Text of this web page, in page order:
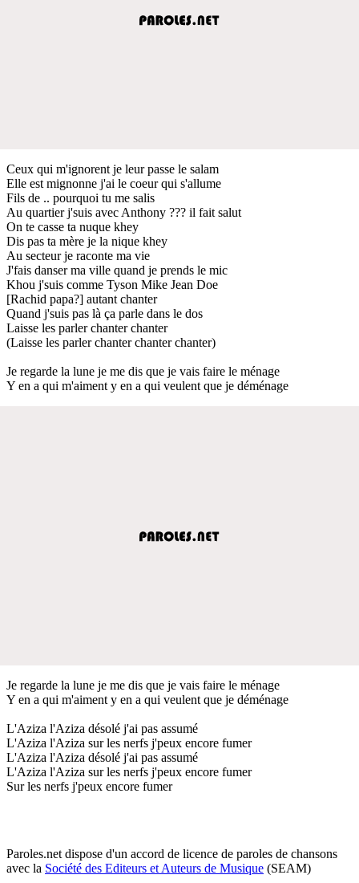
Ceux qui m'ignorent je leur passe le salam
Elle est mignonne j'ai le coeur qui s'allume
Fils de .. pourquoi tu me salis
Au quartier j'suis avec Anthony ??? il fait salut
On te casse ta nuque khey
Dis pas ta mère je la nique khey
Au secteur je raconte ma vie
J'fais danser ma ville quand je prends le mic
Khou j'suis comme Tyson Mike Jean Doe
[Rachid papa?] autant chanter
Quand j'suis pas là ça parle dans le dos
Laisse les parler chanter chanter
(Laisse les parler chanter chanter chanter)
Je regarde la lune je me dis que je vais faire le ménage
Y en a qui m'aiment y en a qui veulent que je déménage
Je regarde la lune je me dis que je vais faire le ménage
Y en a qui m'aiment y en a qui veulent que je déménage
L'Aziza l'Aziza désolé j'ai pas assumé
L'Aziza l'Aziza sur les nerfs j'peux encore fumer
L'Aziza l'Aziza désolé j'ai pas assumé
L'Aziza l'Aziza sur les nerfs j'peux encore fumer
Sur les nerfs j'peux encore fumer
Paroles.net dispose d'un accord de licence de paroles de chansons
avec la Société des Editeurs et Auteurs de Musique (SEAM)